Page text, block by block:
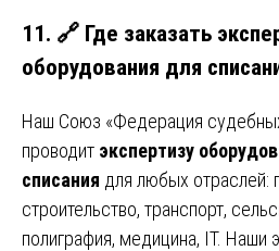
11. 🔗 Где заказать
оборудования для
Наш Союз «Федерация
проводит экспертизу
списания для любых отраслей:
строительство, транспорт,
полиграфия, медицина, IT. Наши